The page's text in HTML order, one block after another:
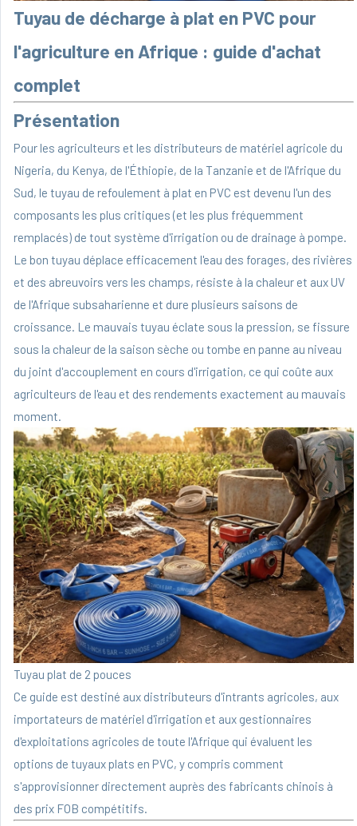
Tuyau de décharge à plat en PVC pour
l'agriculture en Afrique : guide d'achat
complet
Présentation
Pour les agriculteurs et les distributeurs de matériel agricole du
Nigeria, du Kenya, de l'Éthiopie, de la Tanzanie et de l'Afrique du
Sud, le tuyau de refoulement à plat en PVC est devenu l'un des
composants les plus critiques (et les plus fréquemment
remplacés) de tout système d'irrigation ou de drainage à pompe.
Le bon tuyau déplace efficacement l'eau des forages, des rivières
et des abreuvoirs vers les champs, résiste à la chaleur et aux UV
de l'Afrique subsaharienne et dure plusieurs saisons de
croissance. Le mauvais tuyau éclate sous la pression, se fissure
sous la chaleur de la saison sèche ou tombe en panne au niveau
du joint d'accouplement en cours d'irrigation, ce qui coûte aux
agriculteurs de l'eau et des rendements exactement au mauvais
moment.
Tuyau plat de 2 pouces
Ce guide est destiné aux distributeurs d'intrants agricoles, aux
importateurs de matériel d'irrigation et aux gestionnaires
d'exploitations agricoles de toute l'Afrique qui évaluent les
options de tuyaux plats en PVC, y compris comment
s'approvisionner directement auprès des fabricants chinois à
des prix FOB compétitifs.